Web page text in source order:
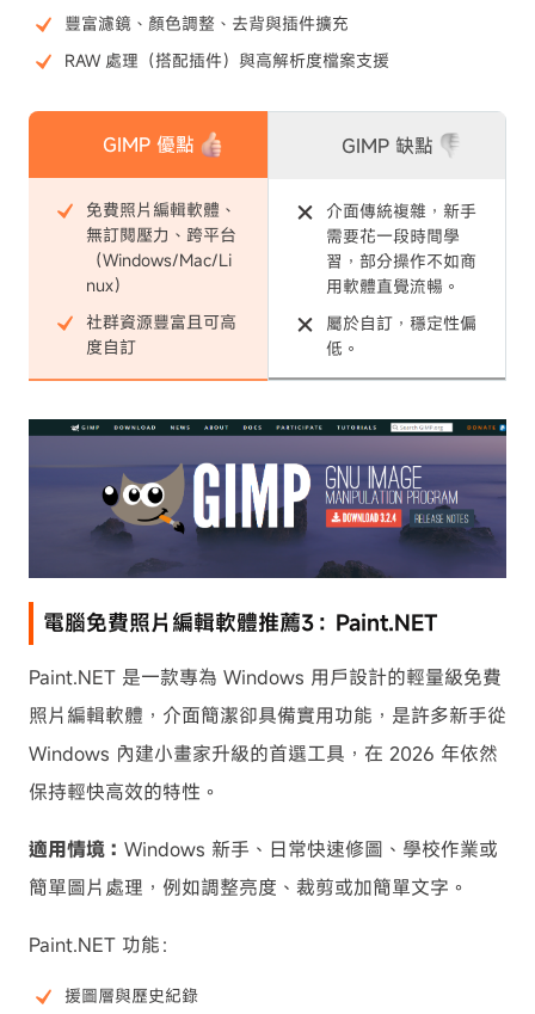
豐富濾鏡、顏色調整、去背與插件擴充
RAW 處理（搭配插件）與高解析度檔案支援
GIMP 優點
免費照片編輯軟體、
無訂閱壓力、跨平台
（Windows/Mac/Li
nux）
社群資源豐富且可高
度自訂
GIMP 缺點
介面傳統複雜，新手
需要花一段時間學
習，部分操作不如商
用軟體直覺流暢。
屬於自訂，穩定性偏
低。
電腦免費照片編輯軟體推薦3：Paint.NET
Paint.NET 是一款專為 Windows 用戶設計的輕量級免費
照片編輯軟體，介面簡潔卻具備實用功能，是許多新手從
Windows 內建小畫家升級的首選工具，在 2026 年依然
保持輕快高效的特性。
適用情境： Windows 新手、日常快速修圖、學校作業或
簡單圖片處理，例如調整亮度、裁剪或加簡單文字。
Paint.NET 功能：
援圖層與歷史紀錄